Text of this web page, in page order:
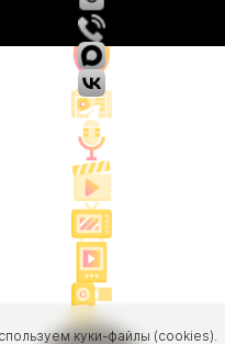
куки-файлы (cookies).